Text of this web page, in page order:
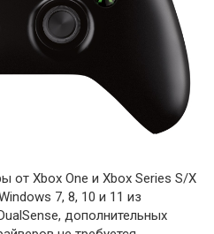
от Xbox One и Xbox Series S/X
7, 8, 10 и 11 из
дополнительных